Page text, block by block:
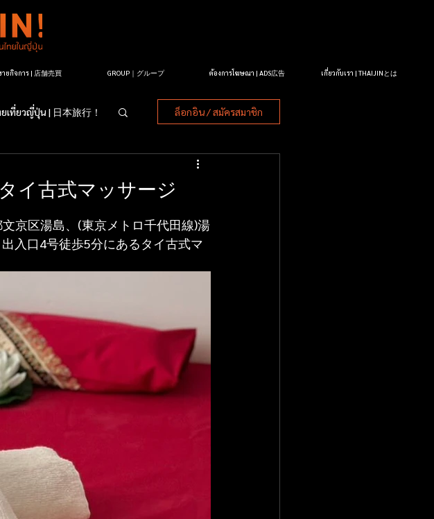
ยกิจการ | 店舗売買 GROUP｜グループ ต้องการโฆษณา | ADS広告 เกี่ยวกับเรา | THAIJINとは
เที่ยวญี่ปุ่น | 日本旅行！
タイランドについて
ล็อกอิน / สมัครสมาชิก
イ古式マッサージ
京区湯島、(東京メトロ千代田線)湯
入口4号徒歩5分にあるタイ古式マ